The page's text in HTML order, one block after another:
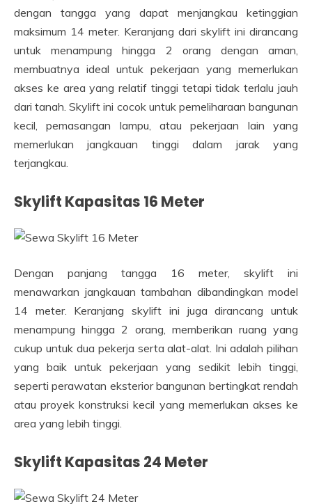
dengan tangga yang dapat menjangkau ketinggian
maksimum 14 meter. Keranjang dari skylift ini dirancang
untuk menampung hingga 2 orang dengan aman,
membuatnya ideal untuk pekerjaan yang memerlukan
akses ke area yang relatif tinggi tetapi tidak terlalu jauh
dari tanah. Skylift ini cocok untuk pemeliharaan bangunan
kecil, pemasangan lampu, atau pekerjaan lain yang
memerlukan jangkauan tinggi dalam jarak yang
terjangkau.
Skylift Kapasitas 16 Meter
Dengan panjang tangga 16 meter, skylift ini
menawarkan jangkauan tambahan dibandingkan model
14 meter. Keranjang skylift ini juga dirancang untuk
menampung hingga 2 orang, memberikan ruang yang
cukup untuk dua pekerja serta alat-alat. Ini adalah pilihan
yang baik untuk pekerjaan yang sedikit lebih tinggi,
seperti perawatan eksterior bangunan bertingkat rendah
atau proyek konstruksi kecil yang memerlukan akses ke
area yang lebih tinggi.
Skylift Kapasitas 24 Meter